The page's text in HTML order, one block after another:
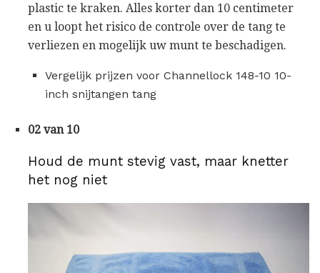
plastic te kraken. Alles korter dan 10 centimeter
en u loopt het risico de controle over de tang te
verliezen en mogelijk uw munt te beschadigen.
Vergelijk prijzen voor Channellock 148-10 10-
inch snijtangen tang
02 van 10
Houd de munt stevig vast, maar knetter
het nog niet